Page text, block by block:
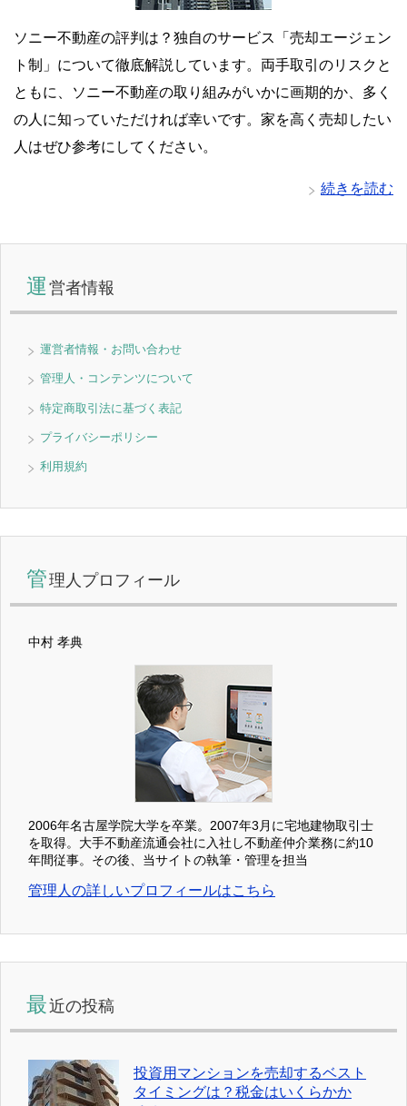
ソニー不動産の評判は？独自のサービス「売却エージェン
ト制」について徹底解説しています。両手取引のリスクと
ともに、ソニー不動産の取り組みがいかに画期的か、多く
の人に知っていただければ幸いです。家を高く売却したい
人はぜひ参考にしてください。
続きを読む
運 営者情報
運営者情報・お問い合わせ
管理人・コンテンツについて
特定商取引法に基づく表記
プライバシーポリシー
利用規約
管理人プロフィール
中村 孝典
2006年名古屋学院大学を卒業。2007年3月に宅地建物取引士
を取得。大手不動産流通会社に入社し不動産仲介業務に約10
年間従事。その後、当サイトの執筆・管理を担当
管理人の詳しいプロフィールはこちら
最近の投稿
投資用マンションを売却するベスト
タイミングは？税金はいくらかか